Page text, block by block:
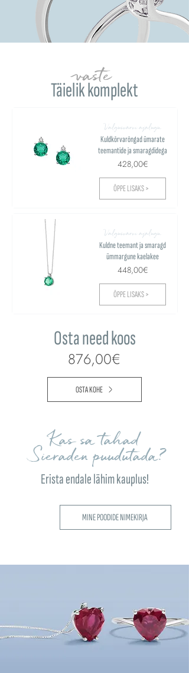
Täielik komplekt
vaste
Valgusvärvi ajalugu
Kuldkõrvarõngad ümarate
teemantide ja smaragdidega
428,00€
ÕPPE LISAKS >
Valgusvärvi ajalugu
Kuldne teemant ja smaragd
ümmargune kaelakee
448,00€
ÕPPE LISAKS >
Osta need koos
876,00€
OSTA KOHE
Kas sa tahad
Sieraden puudutada?
Erista endale lähim kauplus!
MINE POODIDE NIMEKIRJA